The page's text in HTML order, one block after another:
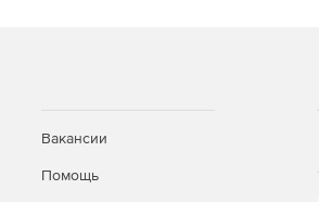
Вакансии
Помощь